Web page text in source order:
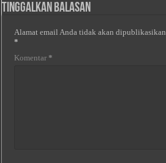
Tinggalkan Balasan
Alamat email Anda tidak akan dipublikasikan.
*
Komentar *